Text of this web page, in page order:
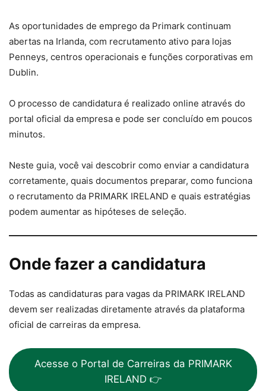
As oportunidades de emprego da Primark continuam
abertas na Irlanda, com recrutamento ativo para lojas
Penneys, centros operacionais e funções corporativas em
Dublin.
O processo de candidatura é realizado online através do
portal oficial da empresa e pode ser concluído em poucos
minutos.
Neste guia, você vai descobrir como enviar a candidatura
corretamente, quais documentos preparar, como funciona
o recrutamento da PRIMARK IRELAND e quais estratégias
podem aumentar as hipóteses de seleção.
Onde fazer a candidatura
Todas as candidaturas para vagas da PRIMARK IRELAND
devem ser realizadas diretamente através da plataforma
oficial de carreiras da empresa.
Acesse o Portal de Carreiras da PRIMARK
IRELAND 👉